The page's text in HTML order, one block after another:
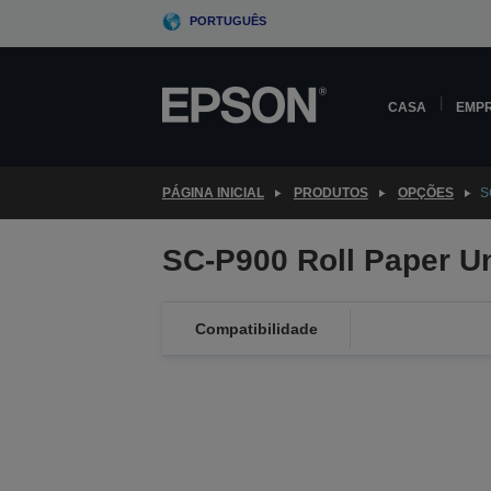
PORTUGUÊS
CASA
PÁGINA INICIAL PRODUTOS OPÇÕES
SC-P900 Roll Paper
Compatibilidade